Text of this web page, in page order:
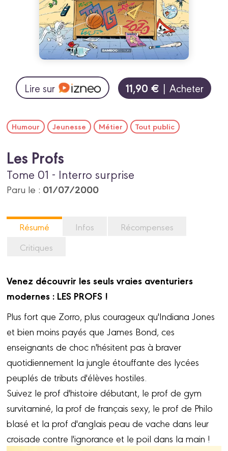
Lire sur 11,90 € | Acheter
Humour Jeunesse Métier Tout public
Les Profs
Tome 01 - Interro surprise
Paru le : 01/07/2000
Résumé Infos
Récompenses
Critiques
Venez découvrir les seuls vraies aventuriers
modernes : LES PROFS !
Plus fort que Zorro, plus courageux qu'Indiana Jones
et bien moins payés que James Bond, ces
enseignants de choc n'hésitent pas à braver
quotidiennement la jungle étouffante des lycées
peuplés de tributs d'élèves hostiles.
Suivez le prof d'histoire débutant, le prof de gym
survitaminé, la prof de français sexy, le prof de Philo
blasé et la prof d'anglais peau de vache dans leur
croisade contre l'ignorance et le poil dans la main !